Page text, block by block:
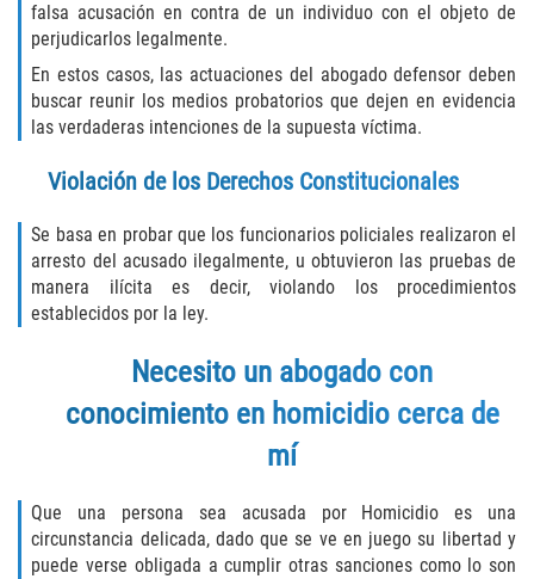
Workers Comp Fraud
Other Crimes
Petition to Vacate Murder Conviction
Record Expungement
Sex Crimes
Rape
falsa acusación en contra de un individuo con el objeto de
perjudicarlos legalmente.
En estos casos, las actuaciones del abogado defensor deben
buscar reunir los medios probatorios que dejen en evidencia
las verdaderas intenciones de la supuesta víctima.
Violación de los Derechos Constitucionales
Se basa en probar que los funcionarios policiales realizaron el
arresto del acusado ilegalmente, u obtuvieron las pruebas de
manera ilícita es decir, violando los procedimientos
establecidos por la ley.
Necesito un abogado con
conocimiento en homicidio cerca de
mí
Que una persona sea acusada por Homicidio es una
circunstancia delicada, dado que se ve en juego su libertad y
puede verse obligada a cumplir otras sanciones como lo son